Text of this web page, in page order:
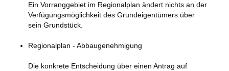
Ein Vorranggebiet im Regionalplan ändert nichts an der
Verfügungsmöglichkeit des Grundeigentümers über
sein Grundstück.
Regionalplan - Abbaugenehmigung
Die konkrete Entscheidung über einen Antrag auf